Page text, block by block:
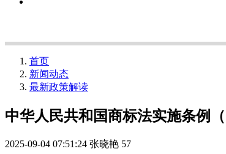
首页
新闻动态
最新政策解读
中华人民共和国商标法实施条例（
2025-09-04 07:51:24 张晓艳 57